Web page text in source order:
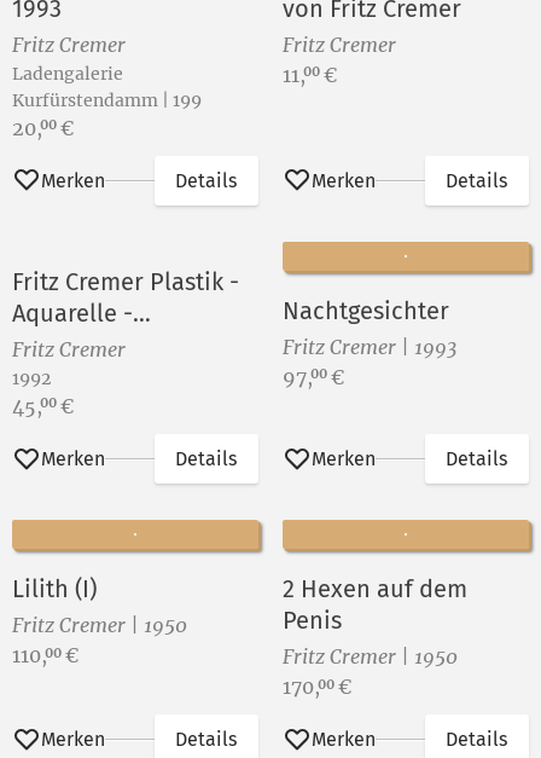
1993
Fritz Cremer
Ladengalerie
Kurfürstendamm | 199
Preis:
20,00 €
Merken Details
von Fritz Cremer
Fritz Cremer
Preis:
11,00 €
Merken Details
Fritz Cremer Plastik -
Aquarelle -
Druckgraphik
Fritz Cremer
1992
Preis:
45,00 €
Merken Details
Nachtgesichter
Fritz Cremer | 1993
Preis:
97,00 €
Merken Details
Lilith (I)
Fritz Cremer | 1950
Preis:
110,00 €
Merken Details
2 Hexen auf dem
Penis
Fritz Cremer | 1950
Preis:
170,00 €
Merken Details